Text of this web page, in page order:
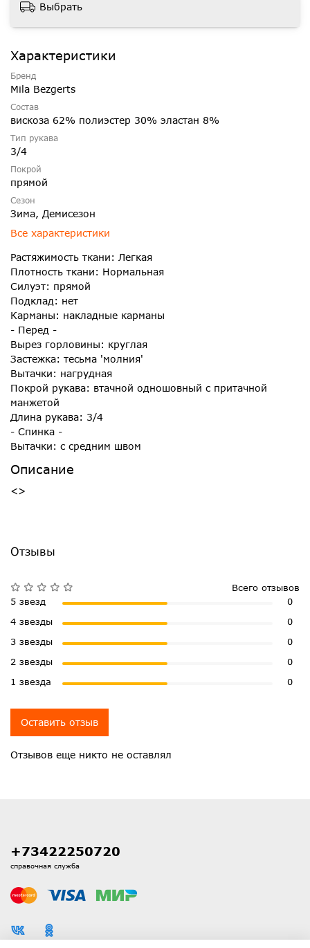
Выбрать
Характеристики
Бренд
Mila Bezgerts
Состав
вискоза 62% полиэстер 30% эластан 8%
Тип рукава
3/4
Покрой
прямой
Сезон
Зима, Демисезон
Все характеристики
Растяжимость ткани: Легкая
Плотность ткани: Нормальная
Силуэт: прямой
Подклад: нет
Карманы: накладные карманы
- Перед -
Вырез горловины: круглая
Застежка: тесьма 'молния'
Вытачки: нагрудная
Покрой рукава: втачной одношовный с притачной
манжетой
Длина рукава: 3/4
- Спинка -
Вытачки: с средним швом
Описание
<>
Отзывы
Отзывов еще никто не оставлял
Всего отзывов
5 звезд
0
4 звезды
0
3 звезды
0
2 звезды
0
1 звезда
0
Оставить отзыв
+73422250720
справочная служба